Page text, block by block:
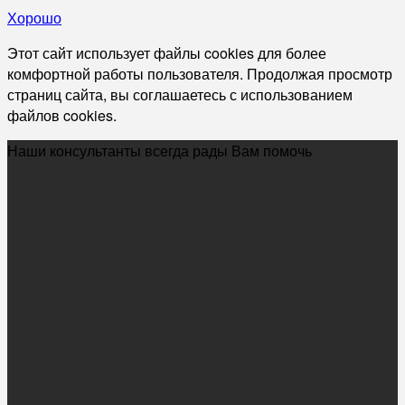
Хорошо
Этот сайт использует файлы cookies для более
комфортной работы пользователя. Продолжая просмотр
страниц сайта, вы соглашаетесь с использованием
файлов cookies.
Наши консультанты всегда рады Вам помочь